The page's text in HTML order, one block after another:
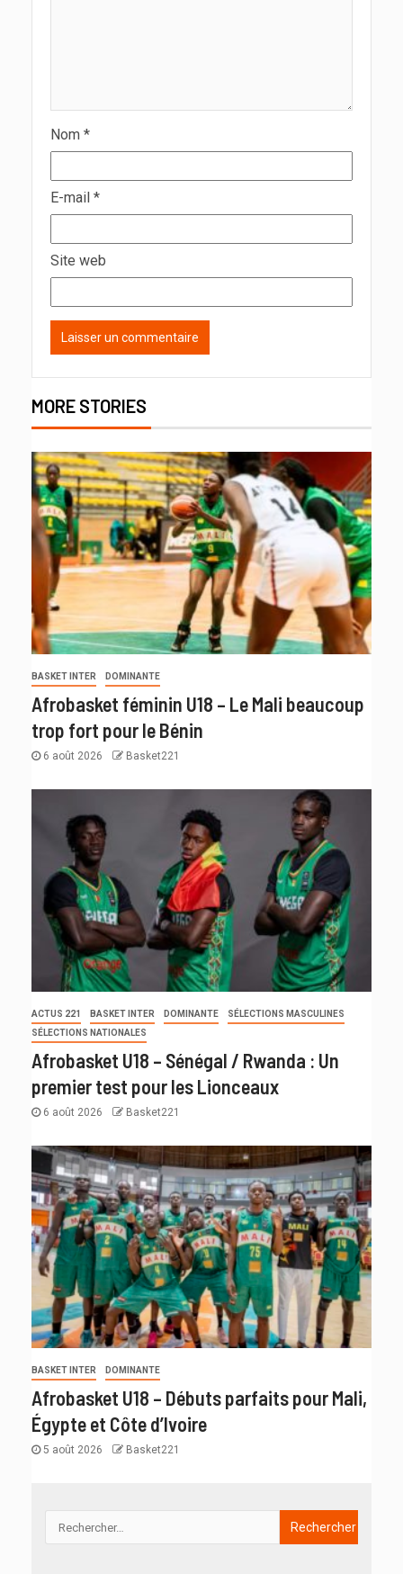
Nom *
E-mail *
Site web
MORE STORIES
BASKET INTER DOMINANTE
Afrobasket féminin U18 – Le Mali beaucoup
trop fort pour le Bénin
6 août 2026 Basket221
ACTUS 221 BASKET INTER DOMINANTE
SÉLECTIONS MASCULINES
SÉLECTIONS NATIONALES
Afrobasket U18 – Sénégal / Rwanda : Un
premier test pour les Lionceaux
6 août 2026 Basket221
BASKET INTER DOMINANTE
Afrobasket U18 – Débuts parfaits pour Mali,
Égypte et Côte d’Ivoire
5 août 2026 Basket221